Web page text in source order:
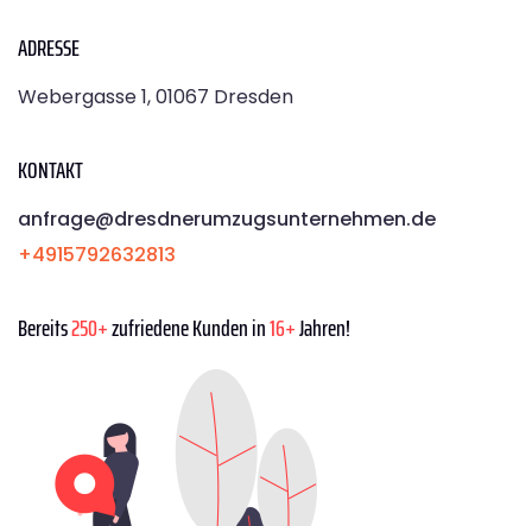
ADRESSE
Webergasse 1, 01067 Dresden
KONTAKT
anfrage@dresdnerumzugsunternehmen.de
+4915792632813
Bereits250+zufriedene Kunden in16+Jahren!